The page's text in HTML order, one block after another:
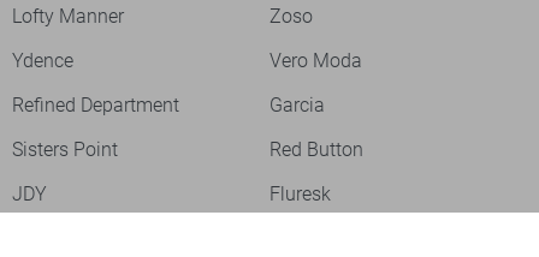
Lofty Manner
Zoso
Ydence
Vero Moda
Refined Department
Garcia
Sisters Point
Red Button
JDY
Fluresk